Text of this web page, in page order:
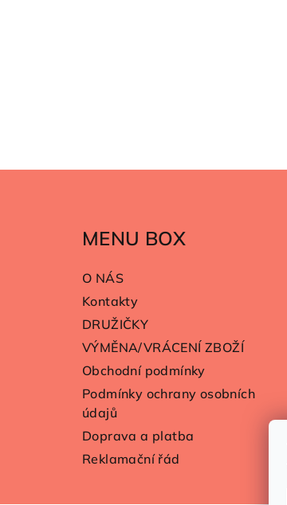
MENU BOX
O NÁS
Kontakty
DRUŽIČKY
VÝMĚNA/VRÁCENÍ ZBOŽÍ
Obchodní podmínky
Podmínky ochrany osobních
údajů
Doprava a platba
Reklamační řád